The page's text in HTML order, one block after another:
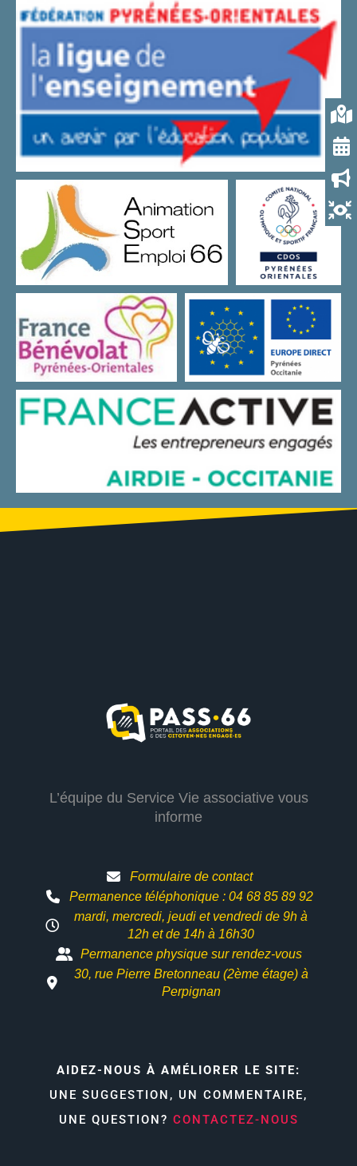
L’équipe du Service Vie associative vous
informe
Formulaire de contact
Permanence téléphonique : 04 68 85 89 92
mardi, mercredi, jeudi et vendredi de 9h à
12h etde 14h à 16h30
Permanence physique sur rendez-vous
30, rue Pierre Bretonneau (2ème étage) à
Perpignan
AIDEZ-NOUS À AMÉLIORER LE SITE:
UNE SUGGESTION, UN COMMENTAIRE,
UNE QUESTION? CONTACTEZ-NOUS